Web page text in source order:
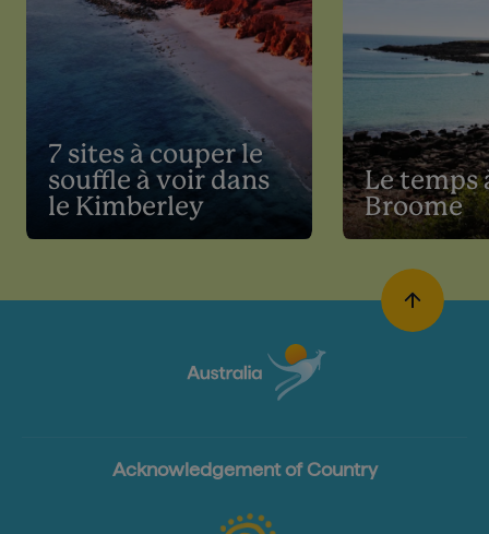
7 sites à couper le
souffle à voir dans
le Kimberley
Le temps
Broome
Acknowledgement of Country